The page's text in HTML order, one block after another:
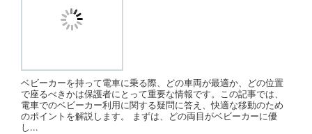
ベビーカーを持って電車に乗る際、どの車両が最適か、どの位置
で座るべきかは保護者にとって重要な情報です。この記事では、
電車でのベビーカー利用に関する疑問に答え、快適な移動のため
のポイントを解説します。 まずは、どの両目がベビーカーに優
し...